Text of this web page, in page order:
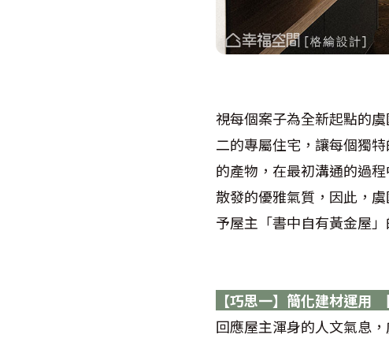
視每個案子為全新起點的
二的專屬住宅，讓每個獨
的產物，在最初溝通的過
散發的優雅氣質，因此，
予屋主「書中自有黃金屋」
【巧思一】簡化建材運用
回應屋主渾身的人文氣息